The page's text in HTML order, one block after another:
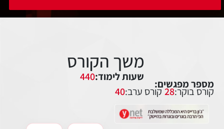
שעות לימוד:440
מספר מפגשים:
קורס בוקר:28קורס ערב:40